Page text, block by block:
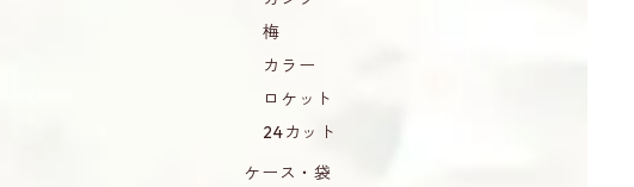
梅
カラー
ロケット
24カット
ケース・袋